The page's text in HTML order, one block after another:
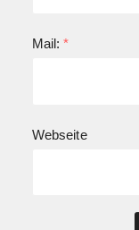
Mail:*
Webseite